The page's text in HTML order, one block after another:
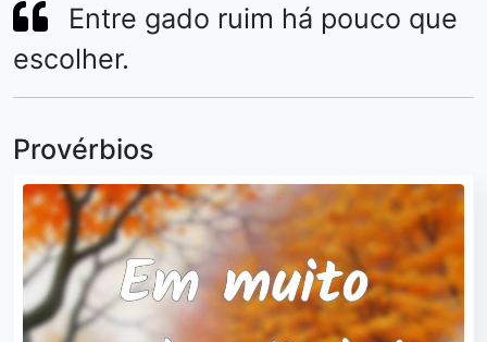
Entre gado ruim há pouco que
escolher.
Provérbios